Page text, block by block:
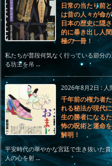
日常の当たり前
は昔の人々が命
日本の歴史に隠
的に暴き出し人
極の一冊！
私たちが普段何気なく行っている節分
る坊主を吊 ...
2026年8月2日 : 人
千年前の権力者
れる秘法が現代
生の勝者になる
怖の呪術と運命
解明！
平安時代の華やかな宮廷で生き抜いた
人の心を射 ...